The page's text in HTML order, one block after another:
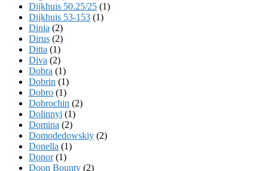
Dijkhuis 50.25/25 (1)
Dijkhuis 53-153 (1)
Dinia (2)
Dirus (2)
Ditta (1)
Diva (2)
Dobra (1)
Dobrin (1)
Dobro (1)
Dobrochin (2)
Dolinnyi (1)
Domina (2)
Domodedowskiy (2)
Donella (1)
Donor(1)
Doon Bounty (2)